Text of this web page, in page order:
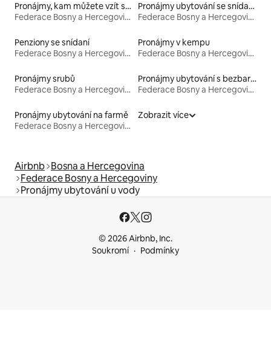
Pronájmy, kam můžete vzít své domácí mazlíčky
Federace Bosny a Hercegoviny
Pronájmy ubytování se snídaní
Federace Bosny a Hercegoviny
Penziony se snídaní
Federace Bosny a Hercegoviny
Pronájmy v kempu
Federace Bosny a Hercegoviny
Pronájmy srubů
Federace Bosny a Hercegoviny
Pronájmy ubytování s bezbariérovou postelí
Federace Bosny a Hercegoviny
Pronájmy ubytování na farmě
Federace Bosny a Hercegoviny
Zobrazit více
Airbnb Bosna a Hercegovina
Federace Bosny a Hercegoviny
Pronájmy ubytování u vody
© 2026 Airbnb, Inc.
Soukromí
Podmínky